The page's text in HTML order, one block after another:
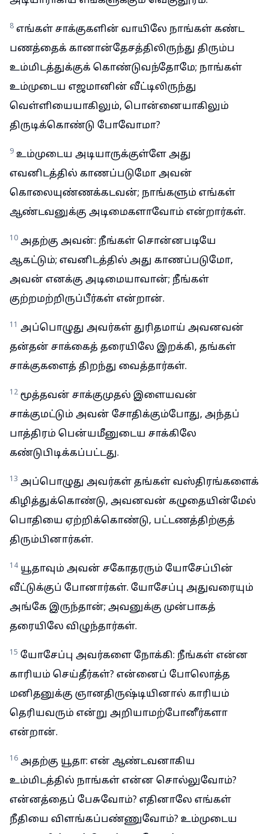
8 எங்கள் சாக்குகளின் வாயிலே நாங்கள் கண்ட
பணத்தைக் கானான்தேசத்திலிருந்து திரும்ப
உம்மிடத்துக்குக் கொண்டுவந்தோமே; நாங்கள்
உம்முடைய எஜமானின் வீட்டிலிருந்து
வெள்ளியையாகிலும், பொன்னையாகிலும்
திருடிக்கொண்டு போவோமா?
9 உம்முடைய அடியாருக்குள்ளே அது
எவனிடத்தில் காணப்படுமோ அவன்
கொலையுண்ணக்கடவன்; நாங்களும் எங்கள்
ஆண்டவனுக்கு அடிமைகளாவோம் என்றார்கள்.
10 அதற்கு அவன்: நீங்கள் சொன்னபடியே
ஆகட்டும்; எவனிடத்தில் அது காணப்படுமோ,
அவன் எனக்கு அடிமையாவான்; நீங்கள்
குற்றமற்றிருப்பீர்கள் என்றான்.
11 அப்பொழுது அவர்கள் துரிதமாய் அவனவன்
தன்தன் சாக்கைத் தரையிலே இறக்கி, தங்கள்
சாக்குகளைத் திறந்து வைத்தார்கள்.
12 மூத்தவன் சாக்குமுதல் இளையவன்
சாக்குமட்டும் அவன் சோதிக்கும்போது, அந்தப்
பாத்திரம் பென்யமீனுடைய சாக்கிலே
கண்டுபிடிக்கப்பட்டது.
13 அப்பொழுது அவர்கள் தங்கள் வஸ்திரங்களைக்
கிழித்துக்கொண்டு, அவனவன் கழுதையின்மேல்
பொதியை ஏற்றிக்கொண்டு, பட்டணத்திற்குத்
திரும்பினார்கள்.
14 யூதாவும் அவன் சகோதரரும் யோசேப்பின்
வீட்டுக்குப் போனார்கள். யோசேப்பு அதுவரையும்
அங்கே இருந்தான்; அவனுக்கு முன்பாகத்
தரையிலே விழுந்தார்கள்.
15 யோசேப்பு அவர்களை நோக்கி: நீங்கள் என்ன
காரியம் செய்தீர்கள்? என்னைப் போலொத்த
மனிதனுக்கு ஞானதிருஷ்டியினால் காரியம்
தெரியவரும் என்று அறியாமற்போனீர்களா
என்றான்.
16 அதற்கு யூதா: என் ஆண்டவனாகிய
உம்மிடத்தில் நாங்கள் என்ன சொல்லுவோம்?
என்னத்தைப் பேசுவோம்? எதினாலே எங்கள்
நீதியை விளங்கப்பண்ணுவோம்? உம்முடைய